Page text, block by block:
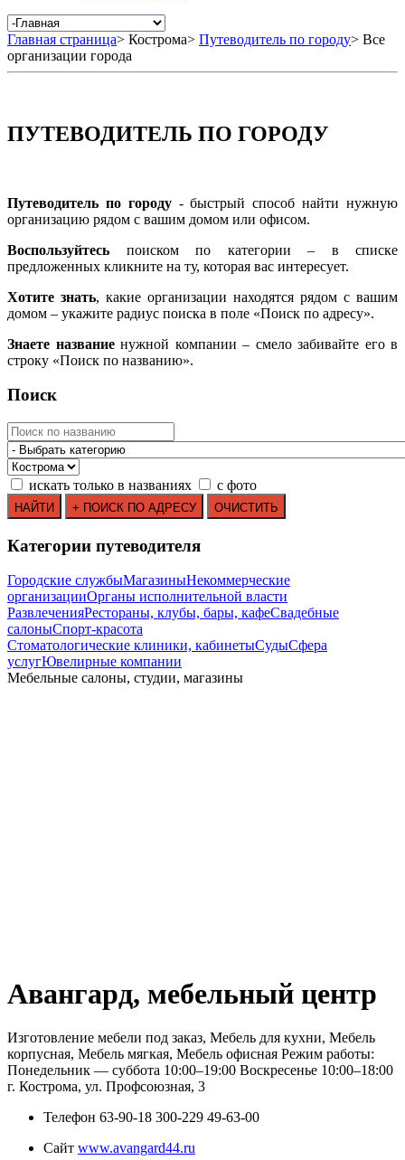
Главная страница> Кострома> Путеводитель по городу> Все
организации города
ПУТЕВОДИТЕЛЬ ПО ГОРОДУ
Путеводитель по городу- быстрый способ найти нужную
организацию рядом с вашим домом или офисом.
Воспользуйтесь поиском по категории – в списке
предложенных кликните на ту, которая вас интересует.
Хотите знать, какие организации находятся рядом с вашим
домом – укажите радиус поиска в поле «Поиск по адресу».
Знаете названиенужной компании – смело забивайте его в
строку «Поиск по названию».
Поиск
искать только в названиях с фото
Категории путеводителя
Городские службыМагазиныНекоммерческие
организацииОрганы исполнительной власти
РазвлеченияРестораны, клубы, бары, кафеСвадебные
салоныСпорт-красота
Стоматологические клиники, кабинетыСудыСфера
услугЮвелирные компании
Мебельные салоны, студии, магазины
Авангард, мебельный центр
Изготовление мебели под заказ, Мебель для кухни, Мебель
корпусная, Мебель мягкая, Мебель офисная Режим работы:
Понедельник — суббота 10:00–19:00 Воскресенье 10:00–18:00
г. Кострома, ул. Профсоюзная, 3
Телефон 63-90-18 300-229 49-63-00
Сайт www.avangard44.ru